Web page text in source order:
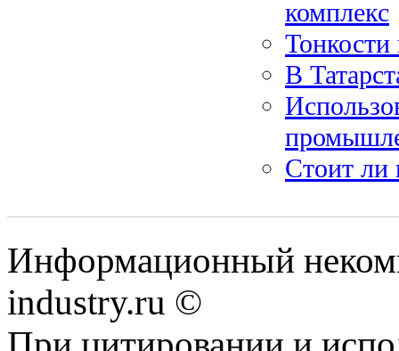
комплекс
Тонкости
В
Стоит ли
Информационный
industry.ru ©